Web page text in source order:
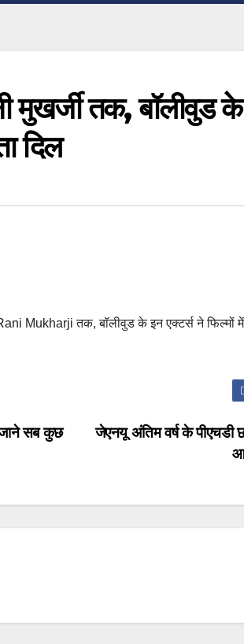
तक, बॉलीवुड के
दिल
तक, बॉलीवुड के इन एक्टर्स ने फिल्मों में
जेएनयू अंतिम वर्ष के पीएचडी
जाने सब कुछ